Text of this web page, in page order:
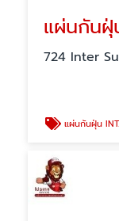
724 Inter
แผ่นกันฝุ่น